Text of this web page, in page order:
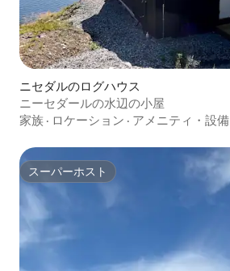
ニセダルのログハウス
ニーセダールの水辺の小屋
家族 · ロケーション · アメニティ・設備
スーパーホスト
スーパーホスト